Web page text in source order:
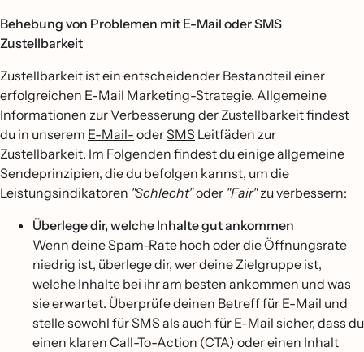
Behebung von Problemen mit E-Mail oder SMS
Zustellbarkeit
Zustellbarkeit ist ein entscheidender Bestandteil einer
erfolgreichen E-Mail Marketing-Strategie. Allgemeine
Informationen zur Verbesserung der Zustellbarkeit findest
du in unserem E-Mail- oderSMS Leitfäden zur
Zustellbarkeit. Im Folgenden findest du einige allgemeine
Sendeprinzipien, die du befolgen kannst, um die
Leistungsindikatoren "Schlecht"oder "Fair"zu verbessern:
Überlege dir, welche Inhalte gut ankommen
Wenn deine Spam-Rate hoch oder die Öffnungsrate
niedrig ist, überlege dir, wer deine Zielgruppe ist,
welche Inhalte bei ihr am besten ankommen und was
sie erwartet. Überprüfe deinen Betreff für E-Mail und
stelle sowohl für SMS als auch für E-Mail sicher, dass du
einen klaren Call-To-Action (CTA) oder einen Inhalt